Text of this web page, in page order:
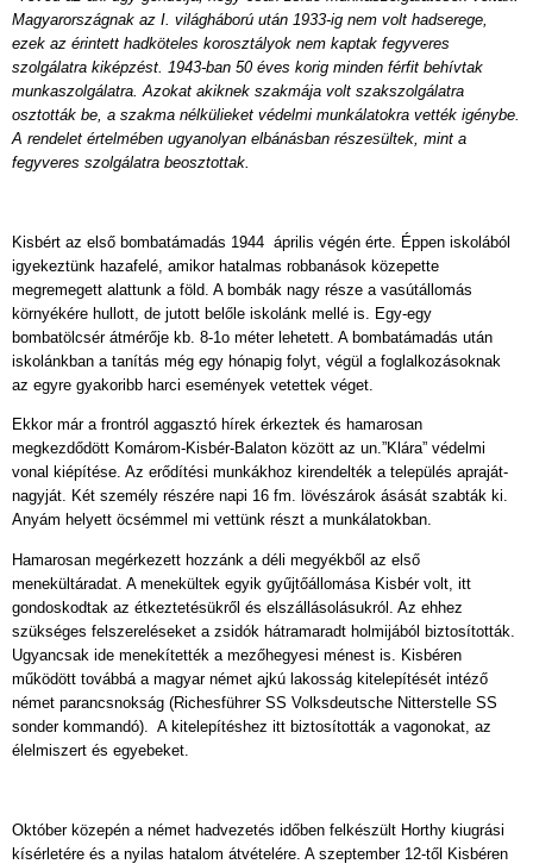
Magyarországnak az I. világháború után 1933-ig nem volt hadserege,
ezek az érintett hadköteles korosztályok nem kaptak fegyveres
szolgálatra kiképzést. 1943-ban 50 éves korig minden férfit behívtak
munkaszolgálatra. Azokat akiknek szakmája volt szakszolgálatra
osztották be, a szakma nélkülieket védelmi munkálatokra vették igénybe.
A rendelet értelmében ugyanolyan elbánásban részesültek, mint a
fegyveres szolgálatra beosztottak.
Kisbért az első bombatámadás 1944 április végén érte. Éppen iskolából
igyekeztünk hazafelé, amikor hatalmas robbanások közepette
megremegett alattunk a föld. A bombák nagy része a vasútállomás
környékére hullott, de jutott belőle iskolánk mellé is. Egy-egy
bombatölcsér átmérője kb. 8-1o méter lehetett. A bombatámadás után
iskolánkban a tanítás még egy hónapig folyt, végül a foglalkozásoknak
az egyre gyakoribb harci események vetettek véget.
Ekkor már a frontról aggasztó hírek érkeztek és hamarosan
megkezdődött Komárom-Kisbér-Balaton között az un.”Klára” védelmi
vonal kiépítése. Az erődítési munkákhoz kirendelték a település apraját-
nagyját. Két személy részére napi 16 fm. lövészárok ásását szabták ki.
Anyám helyett öcsémmel mi vettünk részt a munkálatokban.
Hamarosan megérkezett hozzánk a déli megyékből az első
menekültáradat. A menekültek egyik gyűjtőállomása Kisbér volt, itt
gondoskodtak az étkeztetésükről és elszállásolásukról. Az ehhez
szükséges felszereléseket a zsidók hátramaradt holmijából biztosították.
Ugyancsak ide menekítették a mezőhegyesi ménest is. Kisbéren
működött továbbá a magyar német ajkú lakosság kitelepítését intéző
német parancsnokság (Richesführer SS Volksdeutsche Nitterstelle SS
sonder kommandó). A kitelepítéshez itt biztosították a vagonokat, az
élelmiszert és egyebeket.
Október közepén a német hadvezetés időben felkészült Horthy kiugrási
kísérletére és a nyilas hatalom átvételére. A szeptember 12-től Kisbéren